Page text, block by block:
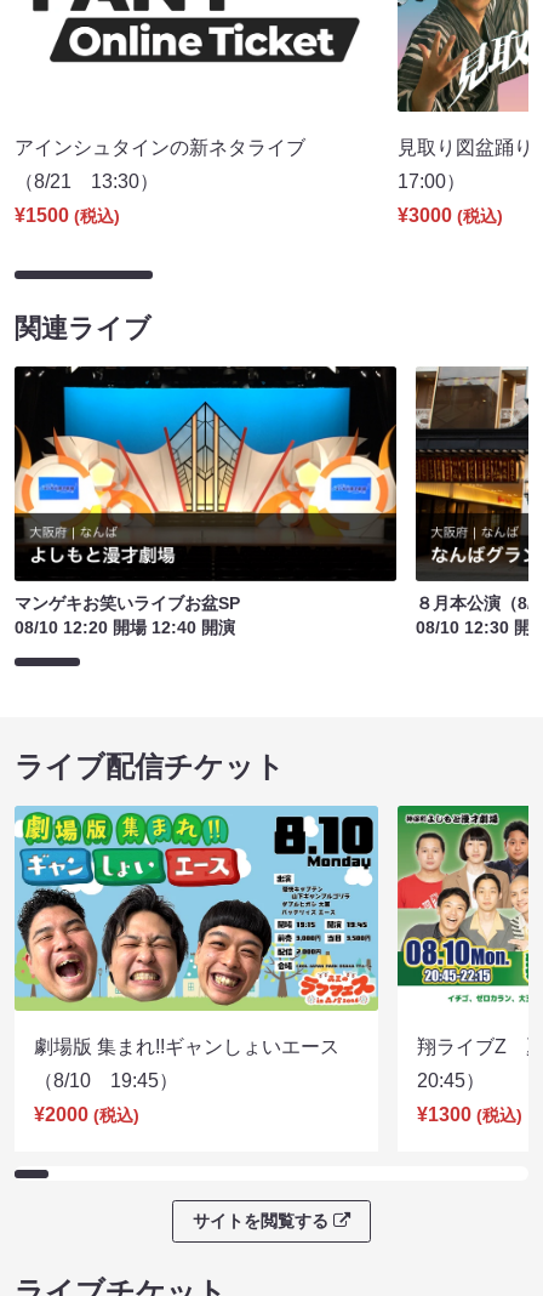
アインシュタインの新ネタライブ
（8/21 13:30）
¥1500 (税込)
見取り図盆踊
17:00）
¥3000 (税込)
関連ライブ
マンゲキお笑いライブお盆SP
08/10 12:20 開場 12:40 開演
８月本公演（8/
08/10 12:30 開
ライブ配信チケット
劇場版 集まれ!!ギャンしょいエース
（8/10 19:45）
¥2000 (税込)
翔ライブZ
20:45）
¥1300 (税込)
サイトを閲覧する